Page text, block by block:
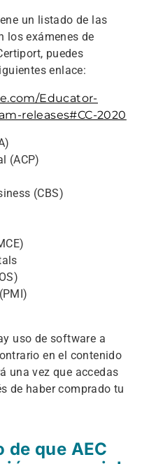
un listado de las
los exámenes de
puedes
enlace:
Educator-
releases#CC-2020
(ACP)
(CBS)
uso de software a
en el contenido
una vez que accedas
de haber comprado tu
de que AEC